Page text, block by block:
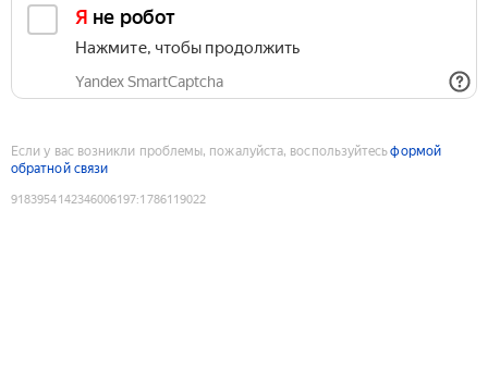
Я не робот
Нажмите, чтобы продолжить
Yandex SmartCaptcha
Если у вас возникли проблемы, пожалуйста, воспользуйтесьформой
обратной связи
9183954142346006197:1786119022